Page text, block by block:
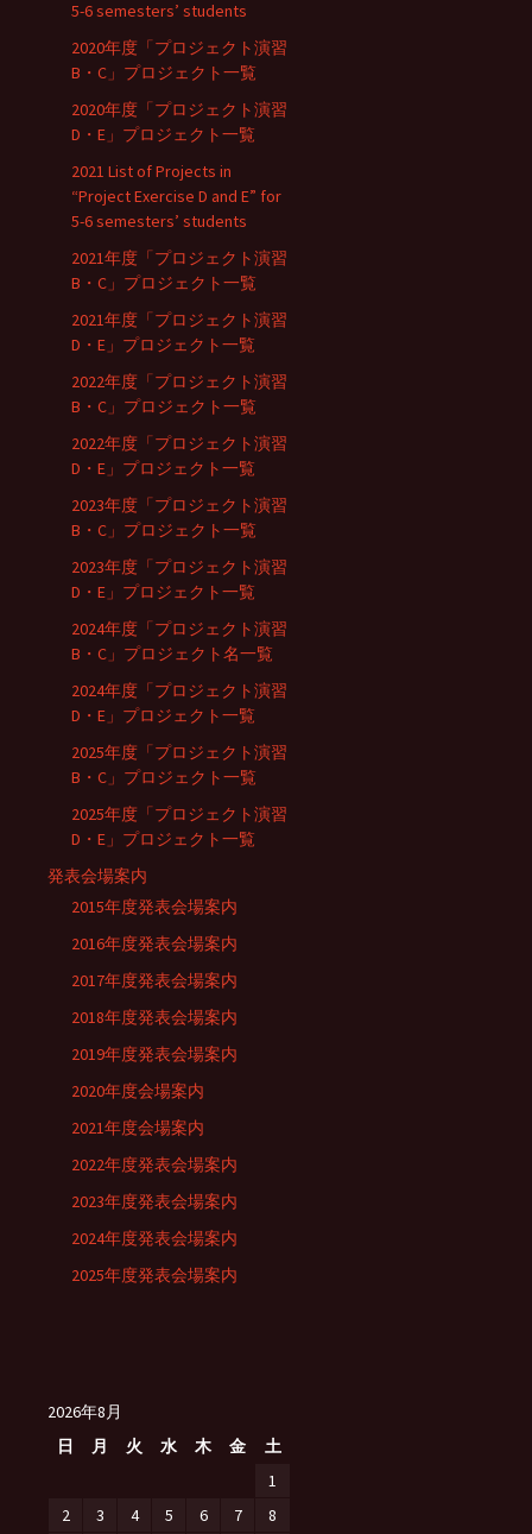
5-6 semesters’ students
2020年度「プロジェクト演習
B・C」プロジェクト一覧
2020年度「プロジェクト演習
D・E」プロジェクト一覧
2021 List of Projects in
“Project Exercise D and E” for
5-6 semesters’ students
2021年度「プロジェクト演習
B・C」プロジェクト一覧
2021年度「プロジェクト演習
D・E」プロジェクト一覧
2022年度「プロジェクト演習
B・C」プロジェクト一覧
2022年度「プロジェクト演習
D・E」プロジェクト一覧
2023年度「プロジェクト演習
B・C」プロジェクト一覧
2023年度「プロジェクト演習
D・E」プロジェクト一覧
2024年度「プロジェクト演習
B・C」プロジェクト名一覧
2024年度「プロジェクト演習
D・E」プロジェクト一覧
2025年度「プロジェクト演習
B・C」プロジェクト一覧
2025年度「プロジェクト演習
D・E」プロジェクト一覧
発表会場案内
2015年度発表会場案内
2016年度発表会場案内
2017年度発表会場案内
2018年度発表会場案内
2019年度発表会場案内
2020年度会場案内
2021年度会場案内
2022年度発表会場案内
2023年度発表会場案内
2024年度発表会場案内
2025年度発表会場案内
2026年8月
日
月 火 水 木 金
土
1
2
3 4 5 6 7
8